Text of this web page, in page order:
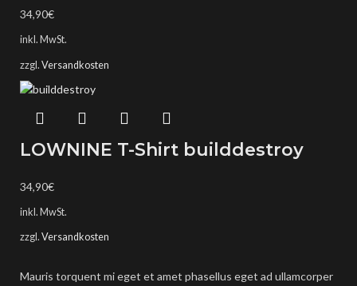
34,90€
inkl. MwSt.
zzgl. Versandkosten
LOWNINE T-Shirt builddestroy
34,90€
inkl. MwSt.
zzgl. Versandkosten
Mauris torquent mi eget et amet phasellus eget ad ullamcorper